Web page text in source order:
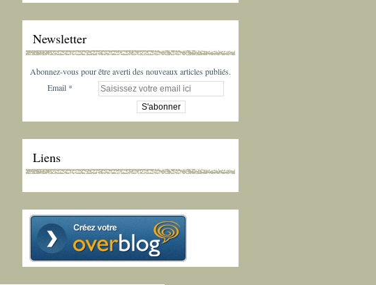
Newsletter
Abonnez-vous pour être averti des nouveaux articles publiés.
Email
Liens